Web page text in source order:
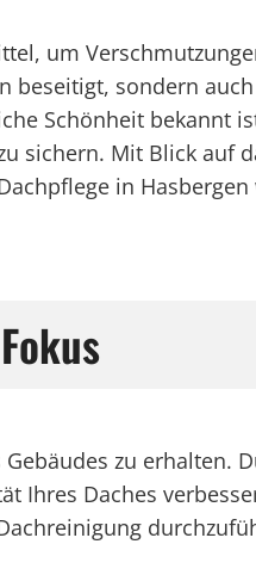
um
beseitigt, sondern
Schönheit bekannt
sichern. Mit Blick auf
in
zu erhalten.
Ihres Daches